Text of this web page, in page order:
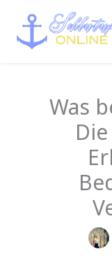
Inhalt
springen
Was